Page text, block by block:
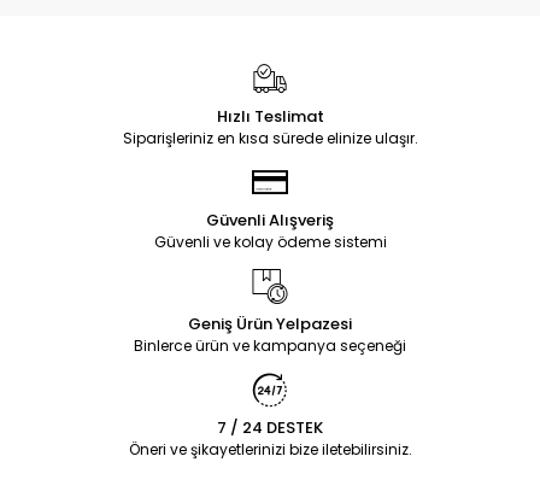
Hızlı Teslimat
Siparişleriniz en kısa sürede elinize ulaşır.
Güvenli Alışveriş
Güvenli ve kolay ödeme sistemi
Geniş Ürün Yelpazesi
Binlerce ürün ve kampanya seçeneği
7 / 24 DESTEK
Öneri ve şikayetlerinizi bize iletebilirsiniz.